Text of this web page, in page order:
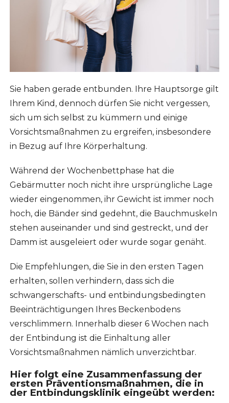
Sie haben gerade entbunden. Ihre Hauptsorge gilt
Ihrem Kind, dennoch dürfen Sie nicht vergessen,
sich um sich selbst zu kümmern und einige
Vorsichtsmaßnahmen zu ergreifen, insbesondere
in Bezug auf Ihre Körperhaltung.
Während der Wochenbettphase hat die
Gebärmutter noch nicht ihre ursprüngliche Lage
wieder eingenommen, ihr Gewicht ist immer noch
hoch, die Bänder sind gedehnt, die Bauchmuskeln
stehen auseinander und sind gestreckt, und der
Damm ist ausgeleiert oder wurde sogar genäht.
Die Empfehlungen, die Sie in den ersten Tagen
erhalten, sollen verhindern, dass sich die
schwangerschafts- und entbindungsbedingten
Beeinträchtigungen Ihres Beckenbodens
verschlimmern. Innerhalb dieser 6 Wochen nach
der Entbindung ist die Einhaltung aller
Vorsichtsmaßnahmen nämlich unverzichtbar.
Hier folgt eine Zusammenfassung der
ersten Präventionsmaßnahmen, die in
der Entbindungsklinik eingeübt werden: